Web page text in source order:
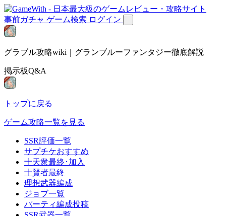
事前ガチャ ゲーム検索 ログイン
グラブル攻略wiki｜グランブルーファンタジー徹底解説
掲示板Q&A
トップに戻る
ゲーム攻略一覧を見る
SSR評価一覧
サプチケおすすめ
十天衆最終･加入
十賢者最終
理想武器編成
ジョブ一覧
パーティ編成投稿